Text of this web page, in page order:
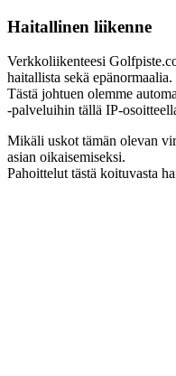
Haitallinen liikenne
Verkkoliikenteesi
haitallista sekä epänormaalia.
Tästä johtuen olemme
-palveluihin tällä IP-
Mikäli uskot tämän olevan
asian oikaisemiseksi.
Pahoittelut tästä koituvasta